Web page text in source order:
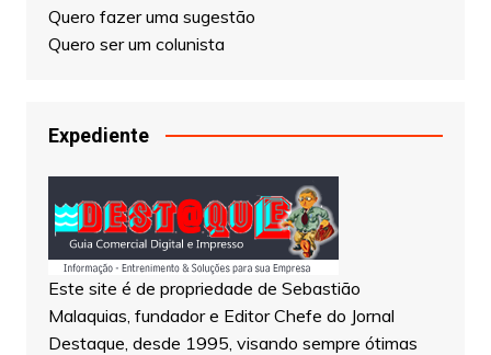
Quero fazer uma sugestão
Quero ser um colunista
Expediente
Este site é de propriedade de Sebastião
Malaquias, fundador e Editor Chefe do Jornal
Destaque, desde 1995, visando sempre ótimas